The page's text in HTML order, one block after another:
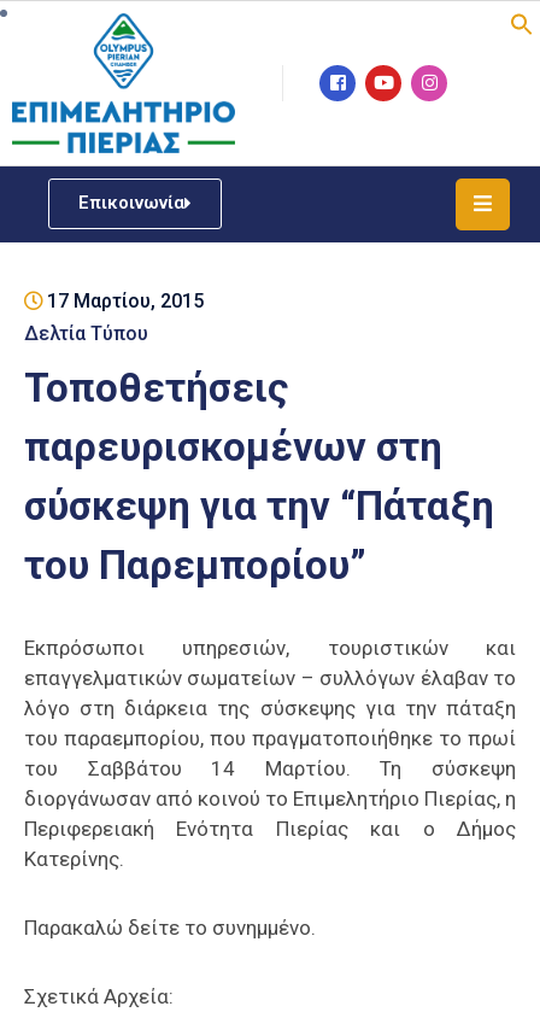
Επικοινωνία
Επιμελητήριο
Νέα
ΓΕΜΗ
Υποστήριξη
Έκθεση
Παραδοσιακών
Επαγγελμάτων
ΕΒΕΠ-
Πιερία
17 Μαρτίου, 2015
Δελτία Τύπου
Τοποθετήσεις
παρευρισκομένων στη
σύσκεψη για την “Πάταξη
του Παρεμπορίου”
Εκπρόσωποι υπηρεσιών, τουριστικών και
επαγγελματικών σωματείων – συλλόγων έλαβαν το
λόγο στη διάρκεια της σύσκεψης για την πάταξη
του παραεμπορίου, που πραγματοποιήθηκε το πρωί
του Σαββάτου 14 Μαρτίου. Τη σύσκεψη
διοργάνωσαν από κοινού το Επιμελητήριο Πιερίας, η
Περιφερειακή Ενότητα Πιερίας και ο Δήμος
Κατερίνης.
Παρακαλώ δείτε το συνημμένο.
Σχετικά Αρχεία: